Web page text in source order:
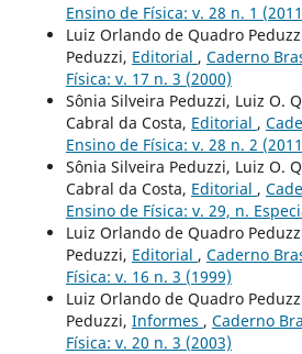
Ensino de Física: v. 28 n. 1
Luiz Orlando de Quadro
Peduzzi, Editorial , Caderno
Física: v. 17 n. 3 (2000)
Sônia Silveira Peduzzi, Luiz O.
Cabral da Costa, Editorial ,
Ensino de Física: v. 28 n. 2
Sônia Silveira Peduzzi, Luiz O.
Cabral da Costa, Editorial ,
Ensino de Física: v. 29, n.
Luiz Orlando de Quadro
Peduzzi, Editorial , Caderno
Física: v. 16 n. 3 (1999)
Luiz Orlando de Quadro
Peduzzi, Informes , Caderno
Física: v. 20 n. 3 (2003)